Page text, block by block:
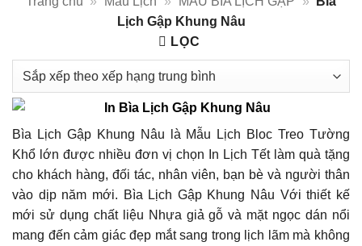
Lịch Gập Khung Nâu
LỌC
Bìa Lịch Gập Khung Nâu là Mẫu Lịch Bloc Treo Tường
Khổ lớn được nhiều đơn vị chọn In Lịch Tết làm quà tặng
cho khách hàng, đối tác, nhân viên, bạn bè và người thân
vào dịp năm mới. Bìa Lịch Gập Khung Nâu Với thiết kế
mới sử dụng chất liệu Nhựa giả gỗ và mặt ngọc dán nổi
mang đến cảm giác đẹp mắt sang trong lịch lãm mà không